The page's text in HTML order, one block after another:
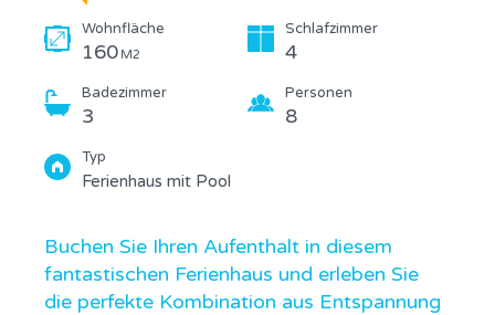
Wohnfläche
160 M2
Schlafzimmer
4
Badezimmer
3
Personen
8
Typ
Ferienhaus mit Pool
Buchen Sie Ihren Aufenthalt in diesem
fantastischen Ferienhaus und erleben Sie
die perfekte Kombination aus Entspannung